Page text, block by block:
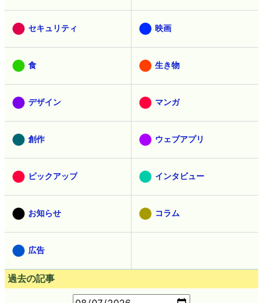
セキュリティ 映画
食 生き物
デザイン マンガ
創作 ウェブアプリ
ピックアップ インタビュー
お知らせ コラム
広告
過去の記事